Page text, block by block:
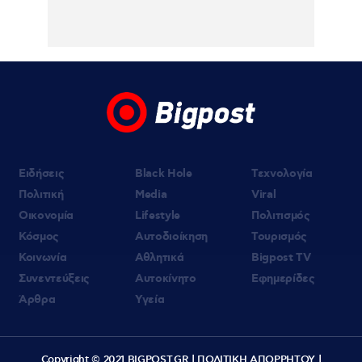
Ειδήσεις
Πολιτική
Οικονομία
Κόσμος
Κοινωνία
Συνεντεύξεις
Άρθρα
Black Hole
Media
Lifestyle
Αυτοδιοίκηση
Αθλητικά
Αυτοκίνητο
Υγεία
Τεχνολογία
Viral
Πολιτισμός
Τουρισμός
Bigpost TV
Εφημερίδες
Copyright © 2021 BIGPOST.GR | ΠΟΛΙΤΙΚΗ ΑΠΟΡΡΗΤΟΥ|